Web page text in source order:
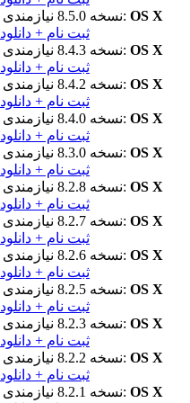
نسخه 8.5.0نیازمندی سیستم: OS X
ثبت نام + دانلود
نسخه 8.4.3نیازمندی سیستم: OS X
ثبت نام + دانلود
نسخه 8.4.2نیازمندی سیستم: OS X
ثبت نام + دانلود
نسخه 8.4.0نیازمندی سیستم: OS X
ثبت نام + دانلود
نسخه 8.3.0نیازمندی سیستم: OS X
ثبت نام + دانلود
نسخه 8.2.8نیازمندی سیستم: OS X
ثبت نام + دانلود
نسخه 8.2.7نیازمندی سیستم: OS X
ثبت نام + دانلود
نسخه 8.2.6نیازمندی سیستم: OS X
ثبت نام + دانلود
نسخه 8.2.5نیازمندی سیستم: OS X
ثبت نام + دانلود
نسخه 8.2.3نیازمندی سیستم: OS X
ثبت نام + دانلود
نسخه 8.2.2نیازمندی سیستم: OS X
ثبت نام + دانلود
نسخه 8.2.1نیازمندی سیستم: OS X